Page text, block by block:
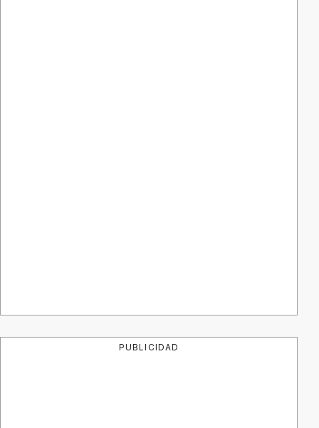
PUBLICIDAD